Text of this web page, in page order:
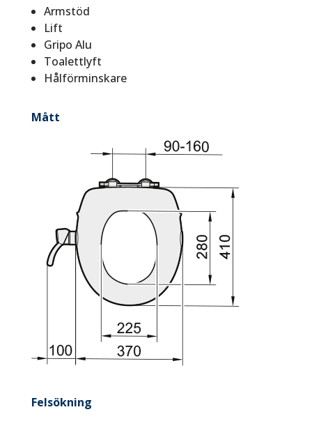
Armstöd
Lift
Gripo Alu
Toalettlyft
Hålförminskare
Mått
Felsökning